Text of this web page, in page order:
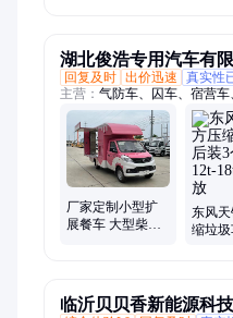
湖北俊浩专用汽车有
回复及时 出价迅速 真实性
主营： 气防车、囚车、宿营
车、救险车、救护车、电源
车、救助车、售货车、检测
车、运兵车、装备车、运犬车
厂家定制小型扩
展餐车 大型柴油
东风
缩垃
临沂贝贝香新能源科